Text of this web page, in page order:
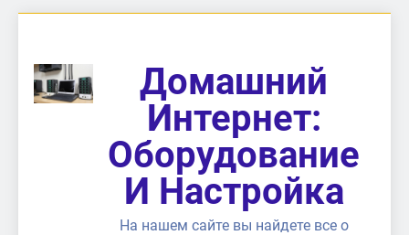
содержимому
Домашний
Интернет:
Оборудование
И Настройка
На нашем сайте вы найдете все о